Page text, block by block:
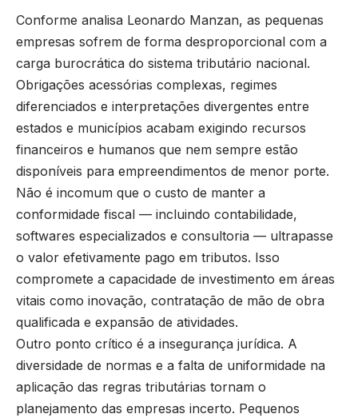
Conforme analisa Leonardo Manzan, as pequenas
empresas sofrem de forma desproporcional com a
carga burocrática do sistema tributário nacional.
Obrigações acessórias complexas, regimes
diferenciados e interpretações divergentes entre
estados e municípios acabam exigindo recursos
financeiros e humanos que nem sempre estão
disponíveis para empreendimentos de menor porte.
Não é incomum que o custo de manter a
conformidade fiscal — incluindo contabilidade,
softwares especializados e consultoria — ultrapasse
o valor efetivamente pago em tributos. Isso
compromete a capacidade de investimento em áreas
vitais como inovação, contratação de mão de obra
qualificada e expansão de atividades.
Outro ponto crítico é a insegurança jurídica. A
diversidade de normas e a falta de uniformidade na
aplicação das regras tributárias tornam o
planejamento das empresas incerto. Pequenos